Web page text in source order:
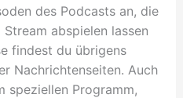
des Podcasts an, die
abspielen lassen
findest du übrigens
Nachrichtenseiten. Auch
speziellen Programm,